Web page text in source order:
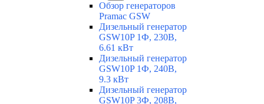
Обзор генераторов
Pramac GSW
Дизельный генератор
GSW10P 1Ф, 230В,
6.61 кВт
Дизельный генератор
GSW10P 1Ф, 240В,
9.3 кВт
Дизельный генератор
GSW10P 3Ф, 208В,